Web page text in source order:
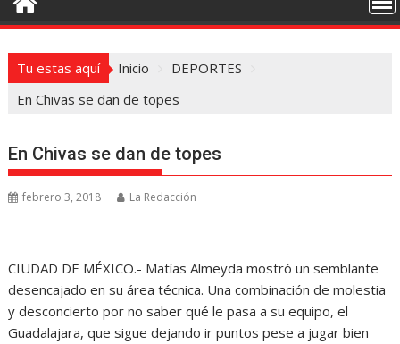
Tu estas aquí Inicio
DEPORTES
En Chivas se dan de topes
En Chivas se dan de topes
febrero 3, 2018 La Redacción
CIUDAD DE MÉXICO.- Matías Almeyda mostró un semblante
desencajado en su área técnica. Una combinación de molestia
y desconcierto por no saber qué le pasa a su equipo, el
Guadalajara, que sigue dejando ir puntos pese a jugar bien